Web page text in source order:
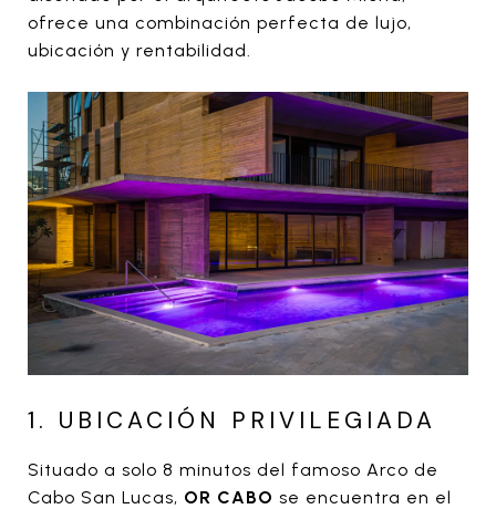
ofrece una combinación perfecta de lujo,
ubicación y rentabilidad.
1. UBICACIÓN PRIVILEGIADA
Situado a solo 8 minutos del famoso Arco de
Cabo San Lucas, OR CABO se encuentra en el